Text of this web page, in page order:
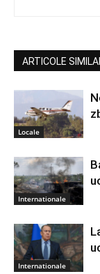
ARTICOLE
Locale
Internationale
Internationale